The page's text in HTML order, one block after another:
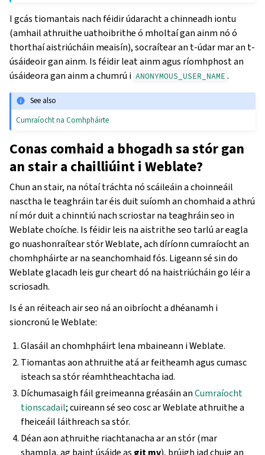
I gcás tiomantais nach féidir údaracht a chinneadh iontu
(amhail athruithe uathoibrithe ó mholtaí gan ainm nó ó
thorthaí aistriúcháin meaisín), socraítear an t-údar mar an t-
úsáideoir gan ainm. Is féidir leat ainm agus ríomhphost an
úsáideora gan ainm a chumrú i ANONYMOUS_USER_NAME .
See also
Cumraíocht na Comhpháirte
Conas comhaid a bhogadh sa stór gan
an stair a chailliúint i Weblate?
Chun an stair, na nótaí tráchta nó scáileáin a choinneáil
nasctha le teaghráin tar éis duit suíomh an chomhaid a athrú
ní mór duit a chinntiú nach scriostar na teaghráin seo in
Weblate choíche. Is féidir leis na aistrithe seo tarlú ar eagla
go nuashonraítear stór Weblate, ach díríonn cumraíocht an
chomhpháirte ar na seanchomhaid fós. Ligeann sé sin do
Weblate glacadh leis gur cheart dó na haistriúcháin go léir a
scriosadh.
Is é an réiteach air seo ná an oibríocht a dhéanamh i
sioncronú le Weblate:
Glasáil an chomhpháirt lena mbaineann i Weblate.
Tiomantas aon athruithe atá ar feitheamh agus cumasc
isteach sa stór réamhtheachtacha iad.
Díchumasaigh fáil greimeanna gréasáin anCumraíocht
tionscadail; cuireann sé seo cosc ar Weblate athruithe a
fheiceáil láithreach sa stór.
Déan aon athruithe riachtanacha ar an stór (mar
shampla, ag baint úsáide as git mv), brúigh iad chuig an